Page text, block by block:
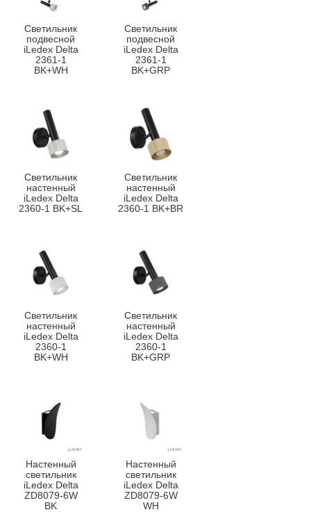
Светильник
подвесной
iLedex Delta
2361-1
BK+WH
Светильник
подвесной
iLedex Delta
2361-1
BK+GRP
Светильник
настенный
iLedex Delta
2360-1 BK+SL
Светильник
настенный
iLedex Delta
2360-1 BK+BR
Светильник
настенный
iLedex Delta
2360-1
BK+WH
Светильник
настенный
iLedex Delta
2360-1
BK+GRP
Настенный
светильник
iLedex Delta
ZD8079-6W
BK
Настенный
светильник
iLedex Delta
ZD8079-6W
WH